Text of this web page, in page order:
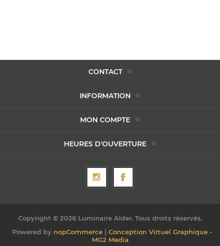
CONTACT
INFORMATION
MON COMPTE
HEURES D'OUVERTURE
Copyright © 2026 Luminaire Alder. Tous droits réservés.
Powered by nopCommerce| Conception Virtuel Graphique -
MG2 Media